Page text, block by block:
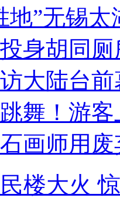
地”无锡
身胡同
大陆台
舞！游客
画师用
民楼大火